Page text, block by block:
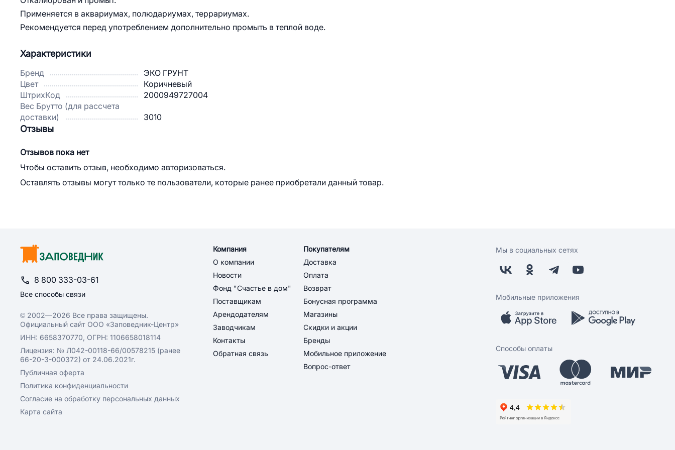
Применяется в аквариумах, полюдариумах, террариумах.
Рекомендуется перед употреблением дополнительно промыть в теплой воде.
Характеристики
Бренд
ЭКО ГРУНТ
Цвет
Коричневый
ШтрихКод
2000949727004
Вес Брутто (для рассчета
доставки)
3010
Отзывы
Отзывов пока нет
Чтобы оставить отзыв, необходимо авторизоваться.
Оставлять отзывы могут только те пользователи, которые ранее приобретали данный товар.
8 800 333-03-61
Все способы связи
© 2002—2026 Все права защищены.
Официальный сайт ООО «Заповедник-Центр»
ИНН: 6658370770, ОГРН: 1106658018114
Лицензия: № Л042-00118-66/00578215 (ранее
66-20-3-000372) от 24.06.2021г.
Публичная оферта
Политика конфиденциальности
Согласие на обработку персональных данных
Карта сайта
Компания
О компании
Новости
Фонд "Счастье в дом"
Поставщикам
Арендодателям
Заводчикам
Контакты
Обратная связь
Покупателям
Доставка
Оплата
Возврат
Бонусная программа
Магазины
Скидки и акции
Бренды
Мобильное приложение
Вопрос-ответ
Мы в социальных сетях
Мобильные приложения
Способы оплаты